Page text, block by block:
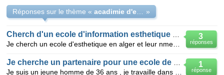
Réponses sur le thème « »
3
réponses
1
réponse